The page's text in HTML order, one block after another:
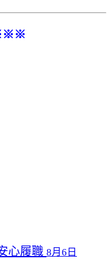
心履職 8月6日